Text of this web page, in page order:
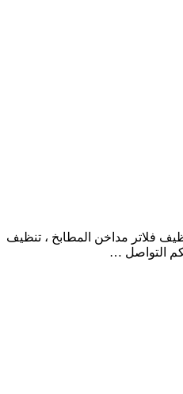
فلاتر مداخن المطابخ ، تنظيف
التواصل …